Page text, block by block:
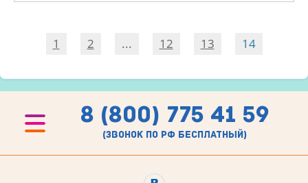
1 2 ... 12 13 14
8 (800) 775 41 59
(звонок по рф бесплатный)